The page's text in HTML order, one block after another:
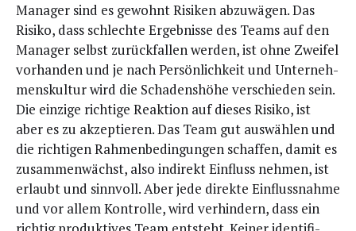
Mana­ger sind es gewohnt Risi­ken abzu­wä­gen. Das
Risi­ko, dass schlech­te Ergeb­nis­se des Teams auf den
Mana­ger selbst zurück­fal­len wer­den, ist ohne Zwei­fel
vor­han­den und je nach Per­sön­lich­keit und Unter­neh­
mens­kul­tur wird die Scha­dens­hö­he ver­schie­den sein.
Die ein­zi­ge rich­ti­ge Reak­ti­on auf die­ses Risi­ko, ist
aber es zu akzep­tie­ren. Das Team gut aus­wäh­len und
die rich­ti­gen Rah­men­be­din­gun­gen schaf­fen, damit es
zusam­men­wächst, also indi­rekt Ein­fluss neh­men, ist
erlaubt und sinn­voll. Aber jede direk­te Ein­fluss­nah­me
und vor allem Kon­trol­le, wird ver­hin­dern, dass ein